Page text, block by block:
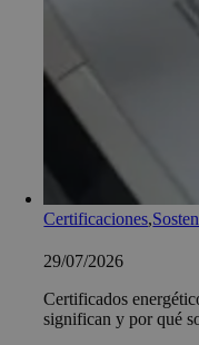
Certificaciones,
29/07/2026
Certificados
significan y por qué